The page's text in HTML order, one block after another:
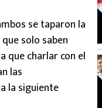
se taparon la
solo saben
que charlar con el
las
la siguiente